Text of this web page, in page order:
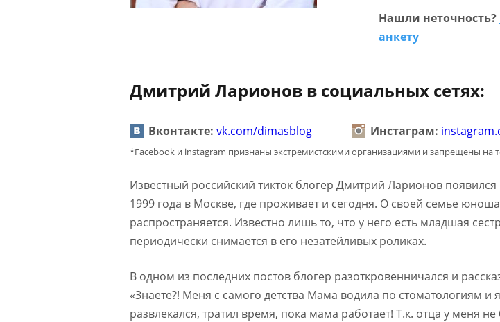
Нашли неточность?
анкету
Дмитрий Ларионов в социальных сетях:
Вконтакте: vk.com/dimasblog Инстаграм:
*Facebook и instagram признаны экстремистскими организациями и запрещены на
Известный российский тикток блогер Дмитрий Ларионов появился
1999 года в Москве, где проживает и сегодня. О своей семье
распространяется. Известно лишь то, что у него есть младшая
периодически снимается в его незатейливых роликах.
В одном из последних постов блогер разоткровенничался и
«Знаете?! Меня с самого детства Мама водила по стоматологиям и
развлекался, тратил время, пока мама работает! Т.к. отца у меня